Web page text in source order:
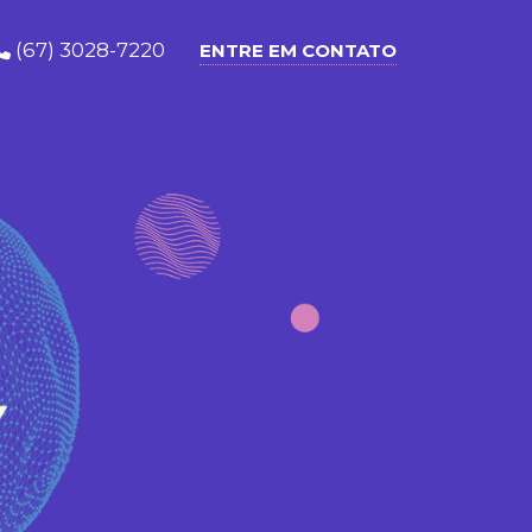
(67) 3028-7220 ENTRE EM CONTATO